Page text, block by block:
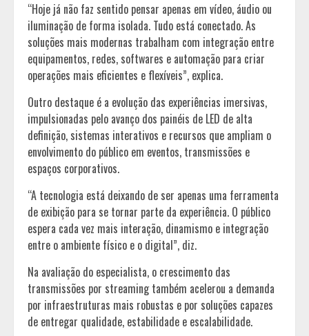
“Hoje já não faz sentido pensar apenas em vídeo, áudio ou
iluminação de forma isolada. Tudo está conectado. As
soluções mais modernas trabalham com integração entre
equipamentos, redes, softwares e automação para criar
operações mais eficientes e flexíveis”, explica.
Outro destaque é a evolução das experiências imersivas,
impulsionadas pelo avanço dos painéis de LED de alta
definição, sistemas interativos e recursos que ampliam o
envolvimento do público em eventos, transmissões e
espaços corporativos.
“A tecnologia está deixando de ser apenas uma ferramenta
de exibição para se tornar parte da experiência. O público
espera cada vez mais interação, dinamismo e integração
entre o ambiente físico e o digital”, diz.
Na avaliação do especialista, o crescimento das
transmissões por streaming também acelerou a demanda
por infraestruturas mais robustas e por soluções capazes
de entregar qualidade, estabilidade e escalabilidade.